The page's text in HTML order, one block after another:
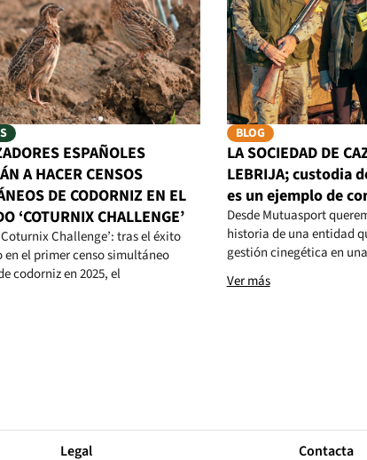
ESPAÑOLES
A HACER CENSOS
DE CODORNIZ EN EL
‘COTURNIX CHALLENGE’
Challenge’: tras el éxito
en el primer censo simultáneo
codorniz en 2025, el
BLOG
LA SOCIEDAD DE
LEBRIJA; custodia
es un ejemplo de
Desde Mutuasport
historia de una entidad
gestión cinegética en una
Ver más
Legal Contacta